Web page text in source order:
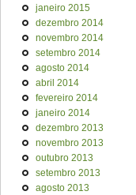
janeiro 2015
dezembro 2014
novembro 2014
setembro 2014
agosto 2014
abril 2014
fevereiro 2014
janeiro 2014
dezembro 2013
novembro 2013
outubro 2013
setembro 2013
agosto 2013